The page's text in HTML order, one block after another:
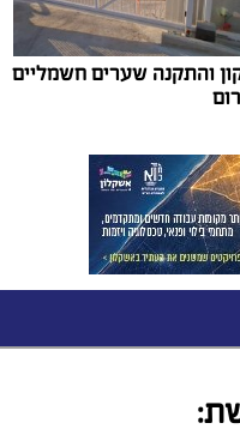
והתקנה שערים חשמליים